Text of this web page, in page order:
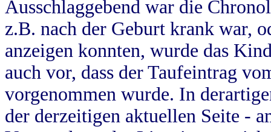
Ausschlaggebend war die
z.B. nach der Geburt krank war,
anzeigen konnten, wurde das
auch vor, dass der Taufeintrag
vorgenommen wurde. In
der derzeitigen aktuellen Seite -